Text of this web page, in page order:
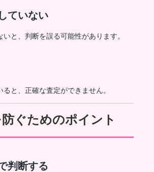
ていない
と、判断を誤る可能性があります。
と、正確な査定ができません。
ぐためのポイント
判断する